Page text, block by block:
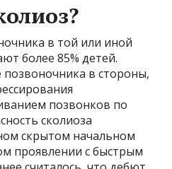
в той или иной
более 85% детей.
в стороны,
позвонков по
сколиоза
скрытом начальном
проявлении с быстрым